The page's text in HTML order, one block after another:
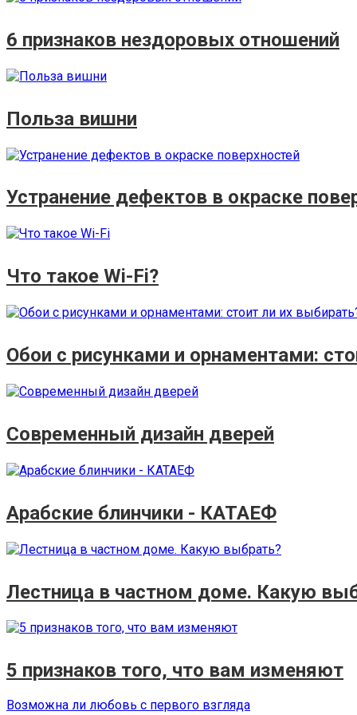
6 признаков нездоровых отношений
Польза вишни
Устранение дефектов в окраске
Что такое Wi-Fi?
Обои с рисунками и орнаментами:
Современный дизайн дверей
Арабские блинчики - КАТАЕФ
Лестница в частном доме. Какую
5 признаков того, что вам изменяют
Навигация
Предыдущая
Возможна ли любовь с первого взгляда